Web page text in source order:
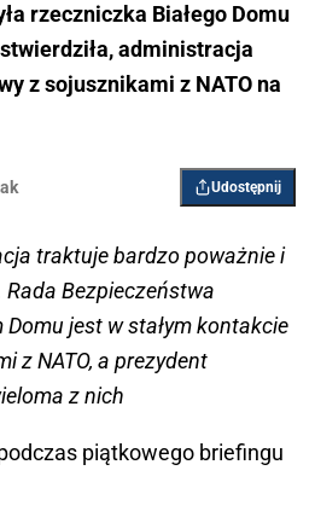
rzeczniczka Białego Domu
administracja
z sojusznikami z NATO na
Udostępnij
traktuje bardzo poważnie i
Bezpieczeństwa
Domu jest w stałym kontakcie
z NATO, a prezydent
z nich
piątkowego briefingu